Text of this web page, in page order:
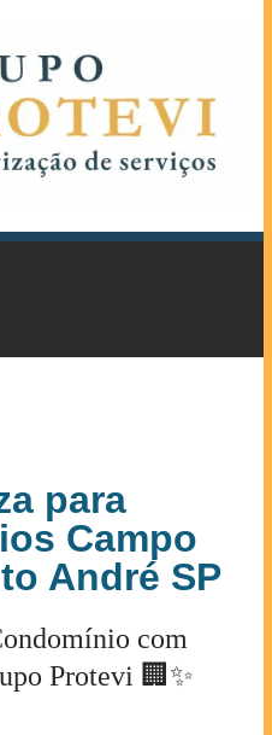
para
Campo
André SP
com
Protevi 🏢✨